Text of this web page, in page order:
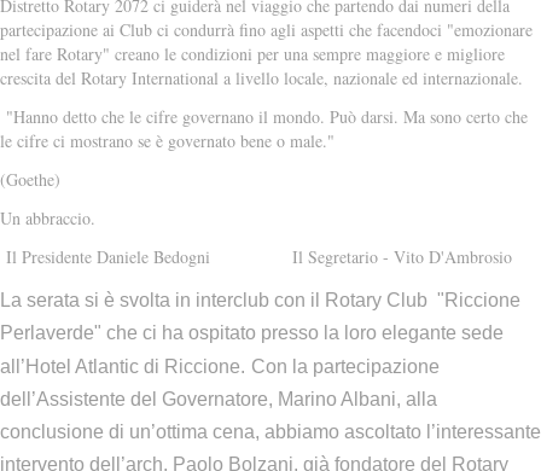
Distretto Rotary 2072 ci guiderà nel viaggio che partendo dai numeri della
partecipazione ai Club ci condurrà fino agli aspetti che facendoci "emozionare
nel fare Rotary" creano le condizioni per una sempre maggiore e migliore
crescita del Rotary International a livello locale, nazionale ed internazionale.
"Hanno detto che le cifre governano il mondo. Può darsi. Ma sono certo che
le cifre ci mostrano se è governato bene o male."
(Goethe)
Un abbraccio.
Il Presidente Daniele Bedogni Il Segretario - Vito D'Ambrosio
La serata si è svolta in interclub con il Rotary Club "Riccione
Perlaverde" che ci ha ospitato presso la loro elegante sede
all’Hotel Atlantic di Riccione. Con la partecipazione
dell’Assistente del Governatore, Marino Albani, alla
conclusione di un’ottima cena, abbiamo ascoltato l’interessante
intervento dell’arch. Paolo Bolzani, già fondatore del Rotary